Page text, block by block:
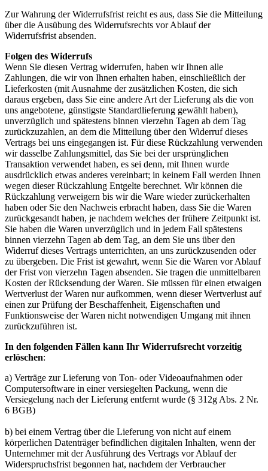
Zur Wahrung der Widerrufsfrist reicht es aus, dass Sie die Mitteilung
über die Ausübung des Widerrufsrechts vor Ablauf der
Widerrufsfrist absenden.
Folgen des Widerrufs
Wenn Sie diesen Vertrag widerrufen, haben wir Ihnen alle
Zahlungen, die wir von Ihnen erhalten haben, einschließlich der
Lieferkosten (mit Ausnahme der zusätzlichen Kosten, die sich
daraus ergeben, dass Sie eine andere Art der Lieferung als die von
uns angebotene, günstigste Standardlieferung gewählt haben),
unverzüglich und spätestens binnen vierzehn Tagen ab dem Tag
zurückzuzahlen, an dem die Mitteilung über den Widerruf dieses
Vertrags bei uns eingegangen ist. Für diese Rückzahlung verwenden
wir dasselbe Zahlungsmittel, das Sie bei der ursprünglichen
Transaktion verwendet haben, es sei denn, mit Ihnen wurde
ausdrücklich etwas anderes vereinbart; in keinem Fall werden Ihnen
wegen dieser Rückzahlung Entgelte berechnet. Wir können die
Rückzahlung verweigern bis wir die Ware wieder zurückerhalten
haben oder Sie den Nachweis erbracht haben, dass Sie die Waren
zurückgesandt haben, je nachdem welches der frühere Zeitpunkt ist.
Sie haben die Waren unverzüglich und in jedem Fall spätestens
binnen vierzehn Tagen ab dem Tag, an dem Sie uns über den
Widerruf dieses Vertrags unterrichten, an uns zurückzusenden oder
zu übergeben. Die Frist ist gewahrt, wenn Sie die Waren vor Ablauf
der Frist von vierzehn Tagen absenden. Sie tragen die unmittelbaren
Kosten der Rücksendung der Waren. Sie müssen für einen etwaigen
Wertverlust der Waren nur aufkommen, wenn dieser Wertverlust auf
einen zur Prüfung der Beschaffenheit, Eigenschaften und
Funktionsweise der Waren nicht notwendigen Umgang mit ihnen
zurückzuführen ist.
In den folgenden Fällen kann Ihr Widerrufsrecht vorzeitig
erlöschen:
a) Verträge zur Lieferung von Ton- oder Videoaufnahmen oder
Computersoftware in einer versiegelten Packung, wenn die
Versiegelung nach der Lieferung entfernt wurde (§ 312g Abs. 2 Nr.
6 BGB)
b) bei einem Vertrag über die Lieferung von nicht auf einem
körperlichen Datenträger befindlichen digitalen Inhalten, wenn der
Unternehmer mit der Ausführung des Vertrags vor Ablauf der
Widerspruchsfrist begonnen hat, nachdem der Verbraucher